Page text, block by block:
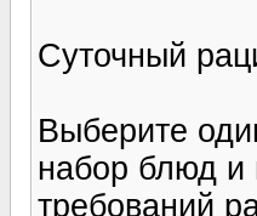
Суточный
Выберите
набор блюд и
требований